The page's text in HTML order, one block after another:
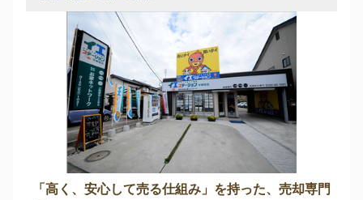
「⾼く、安⼼して売る仕組み」を持った、売却専門